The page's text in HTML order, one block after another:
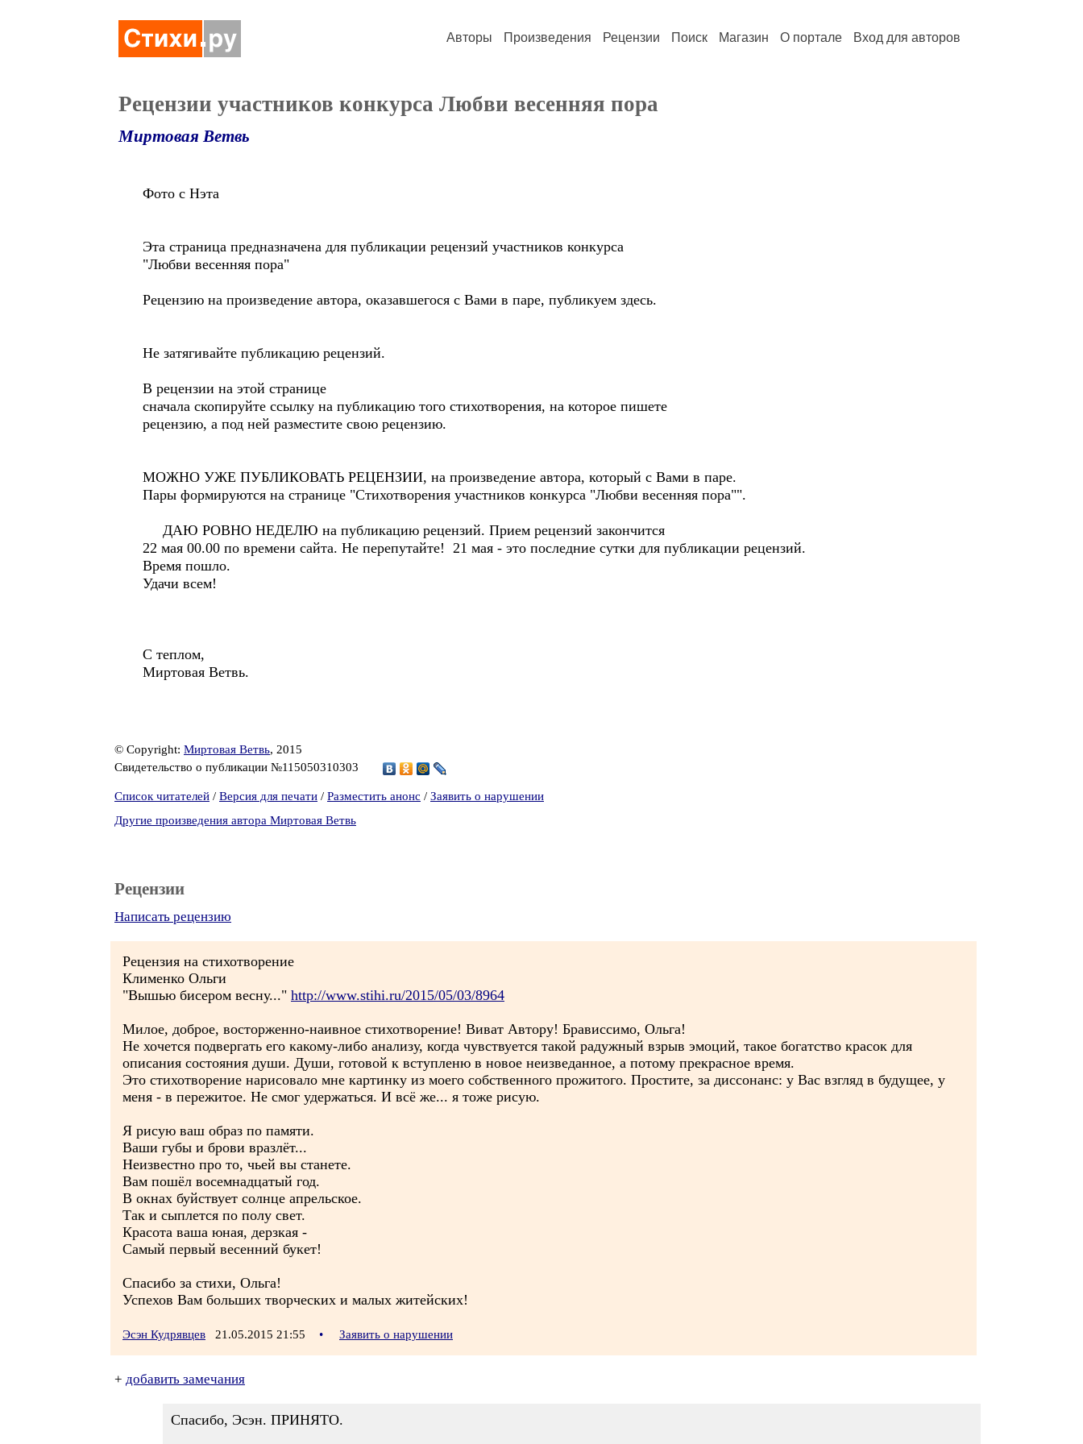
Авторы Произведения Рецензии Поиск Магазин О портале Вход для авторов
Рецензии участников конкурса Любви весенняя пора
Миртовая Ветвь
Фото с Нэта
Эта страница предназначена для публикации рецензий участников конкурса
"Любви весенняя пора"
Рецензию на произведение автора, оказавшегося с Вами в паре, публикуем здесь.
Не затягивайте публикацию рецензий.
В рецензии на этой странице
сначала скопируйте ссылку на публикацию того стихотворения, на которое пишете
рецензию, а под ней разместите свою рецензию.
МОЖНО УЖЕ ПУБЛИКОВАТЬ РЕЦЕНЗИИ, на произведение автора, который с Вами в паре.
Пары формируются на странице "Стихотворения участников конкурса "Любви весенняя пора"".
ДАЮ РОВНО НЕДЕЛЮ на публикацию рецензий. Прием рецензий закончится
22 мая 00.00 по времени сайта. Не перепутайте! 21 мая - это последние сутки для публикации рецензий.
Время пошло.
Удачи всем!
С теплом,
Миртовая Ветвь.
© Copyright: Миртовая Ветвь, 2015
Свидетельство о публикации №115050310303
Список читателей / Версия для печати / Разместить анонс / Заявить о нарушении
Другие произведения автора Миртовая Ветвь
Рецензии
Написать рецензию
Рецензия на стихотворение
Клименко Ольги
"Вышью бисером весну..." http://www.stihi.ru/2015/05/03/8964
Милое, доброе, восторженно-наивное стихотворение! Виват Автору! Брависсимо, Ольга!
Не хочется подвергать его какому-либо анализу, когда чувствуется такой радужный взрыв эмоций, такое богатство красок для
описания состояния души. Души, готовой к вступленю в новое неизведанное, а потому прекрасное время.
Это стихотворение нарисовало мне картинку из моего собственного прожитого. Простите, за диссонанс: у Вас взгляд в будущее, у
меня - в пережитое. Не смог удержаться. И всё же... я тоже рисую.
Я рисую ваш образ по памяти.
Ваши губы и брови вразлёт...
Неизвестно про то, чьей вы станете.
Вам пошёл восемнадцатый год.
В окнах буйствует солнце апрельское.
Так и сыплется по полу свет.
Красота ваша юная, дерзкая -
Самый первый весенний букет!
Спасибо за стихи, Ольга!
Успехов Вам больших творческих и малых житейских!
Эсэн Кудрявцев 21.05.2015 21:55 • Заявить о нарушении
+ добавить замечания
Спасибо, Эсэн. ПРИНЯТО.